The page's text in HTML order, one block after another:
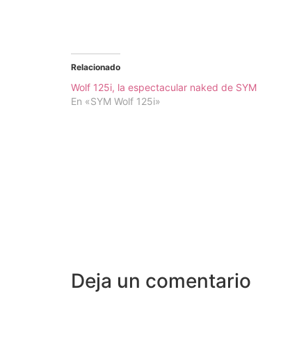
Relacionado
Wolf 125i, la espectacular naked de SYM
En «SYM Wolf 125i»
Deja un comentario